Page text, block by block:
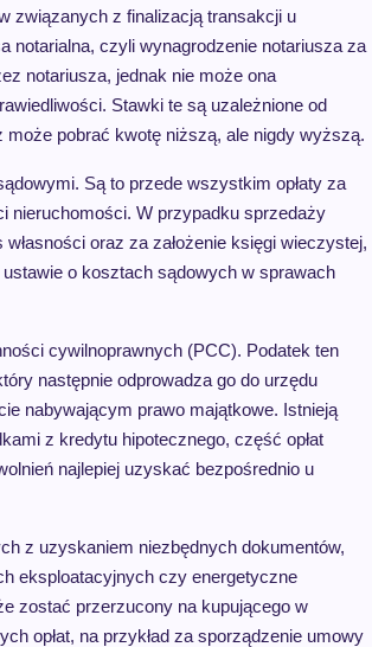
związanych z finalizacją transakcji u
notarialna, czyli wynagrodzenie notariusza za
notariusza, jednak nie może ona
Stawki te są uzależnione od
pobrać kwotę niższą, ale nigdy wyższą.
Są to przede wszystkim opłaty za
nieruchomości. W przypadku sprzedaży
oraz za założenie księgi wieczystej,
ustawie o kosztach sądowych w sprawach
cywilnoprawnych (PCC). Podatek ten
następnie odprowadza go do urzędu
nabywającym prawo majątkowe. Istnieją
z kredytu hipotecznego, część opłat
najlepiej uzyskać bezpośrednio u
z uzyskaniem niezbędnych dokumentów,
eksploatacyjnych czy energetyczne
zostać przerzucony na kupującego w
opłat, na przykład za sporządzenie umowy